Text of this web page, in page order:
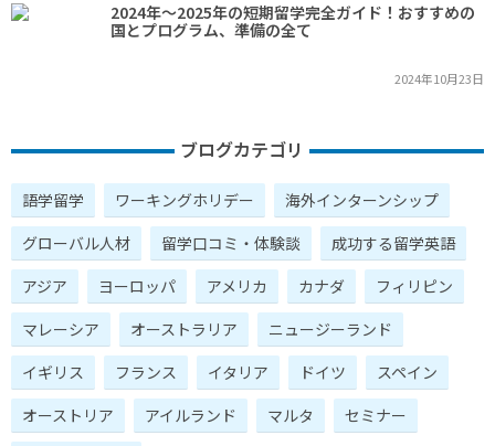
2024年～2025年の短期留学完全ガイド！おすすめの
国とプログラム、準備の全て
2024年10月23日
ブログカテゴリ
語学留学 ワーキングホリデー
海外インターンシップ
グローバル人材
留学口コミ・体験談
成功する留学英語
アジア
ヨーロッパ アメリカ カナダ
フィリピン
マレーシア
オーストラリア
ニュージーランド
イギリス
フランス イタリア ドイツ
スペイン
オーストリア
アイルランド マルタ
セミナー